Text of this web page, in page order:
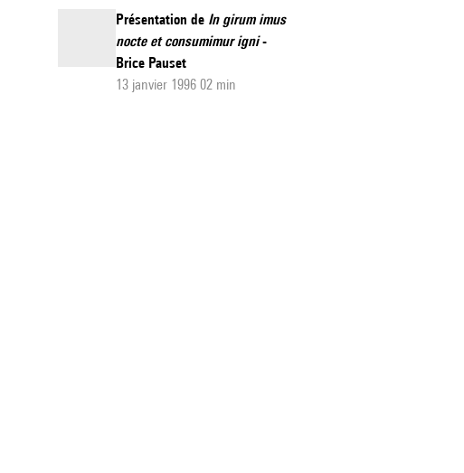
Présentation de In girum imus
nocte et consumimur igni-
Brice Pauset
13 janvier 1996 02 min